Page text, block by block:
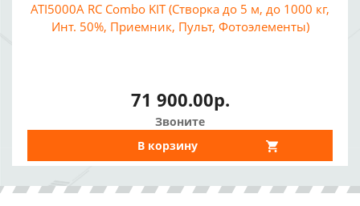
ATI5000A RC Combo KIT (Створка до 5 м, до 1000 кг,
Инт. 50%, Приемник, Пульт, Фотоэлементы)
71 900.00р.
Звоните
В корзину